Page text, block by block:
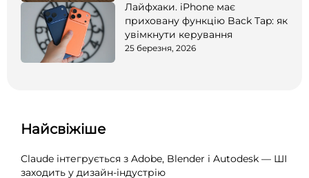
Лайфхаки. iPhone має
приховану функцію Back Tap: як
увімкнути керування
25 березня, 2026
Найсвіжіше
Claude інтегрується з Adobe, Blender і Autodesk — ШІ
заходить у дизайн-індустрію